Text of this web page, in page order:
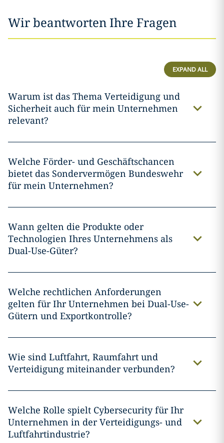
Wir beantworten Ihre Fragen
EXPAND ALL
Warum ist das Thema Verteidigung und
Sicherheit auch für mein Unternehmen
relevant?
Welche Förder- und Geschäftschancen
bietet das Sondervermögen Bundeswehr
für mein Unternehmen?
Wann gelten die Produkte oder
Technologien Ihres Unternehmens als
Dual-Use-Güter?
Welche rechtlichen Anforderungen
gelten für Ihr Unternehmen bei Dual-Use-
Gütern und Exportkontrolle?
Wie sind Luftfahrt, Raumfahrt und
Verteidigung miteinander verbunden?
Welche Rolle spielt Cybersecurity für Ihr
Unternehmen in der Verteidigungs- und
Luftfahrtindustrie?